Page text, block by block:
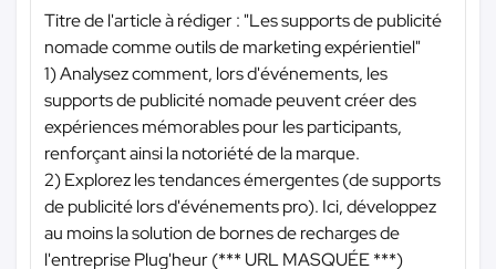
Titre de l'article à rédiger : "Les supports de publicité
nomade comme outils de marketing expérientiel"
1) Analysez comment, lors d'événements, les
supports de publicité nomade peuvent créer des
expériences mémorables pour les participants,
renforçant ainsi la notoriété de la marque.
2) Explorez les tendances émergentes (de supports
de publicité lors d'événements pro). Ici, développez
au moins la solution de bornes de recharges de
l'entreprise Plug'heur (*** URL MASQUÉE ***)